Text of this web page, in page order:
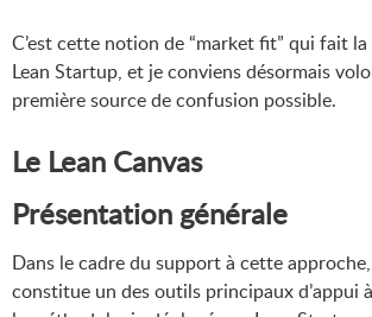
C’est cette notion de “market fit” qui fait
Lean Startup, et je conviens désormais
première source de confusion possible.
Le Lean Canvas
Présentation générale
Dans le cadre du support à cette
constitue un des outils principaux d’appui